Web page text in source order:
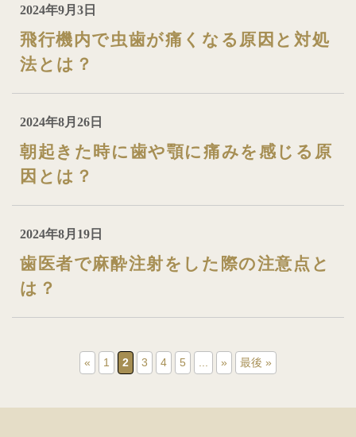
2024年9月3日
飛行機内で虫歯が痛くなる原因と対処
法とは？
2024年8月26日
朝起きた時に歯や顎に痛みを感じる原
因とは？
2024年8月19日
歯医者で麻酔注射をした際の注意点と
は？
« 1 2 3 4 5 » 最後 »